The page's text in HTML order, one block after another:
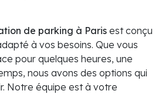
de parking à Paris est conçu
à vos besoins. Que vous
pour quelques heures, une
nous avons des options qui
Notre équipe est à votre